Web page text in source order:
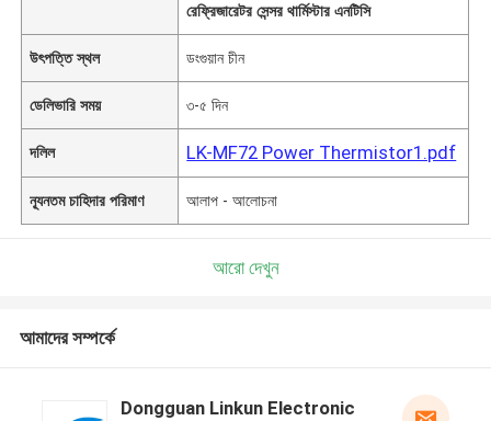
রেফ্রিজারেটর সেন্সর থার্মিস্টার এনটিসি
উৎপত্তি স্থল ডংগুয়ান চীন
ডেলিভারি সময় ৩-৫ দিন
দলিল LK-MF72 Power Thermistor1.pdf
ন্যূনতম চাহিদার পরিমাণ আলাপ - আলোচনা
আরো দেখুন
আমাদের সম্পর্কে
Dongguan Linkun Electronic